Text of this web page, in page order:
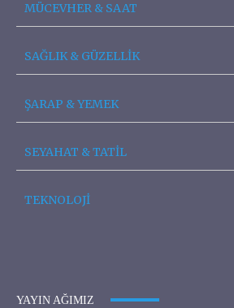
MÜCEVHER & SAAT
SAĞLIK & GÜZELLİK
ŞARAP & YEMEK
SEYAHAT & TATİL
TEKNOLOJİ
YAYIN AĞIMIZ